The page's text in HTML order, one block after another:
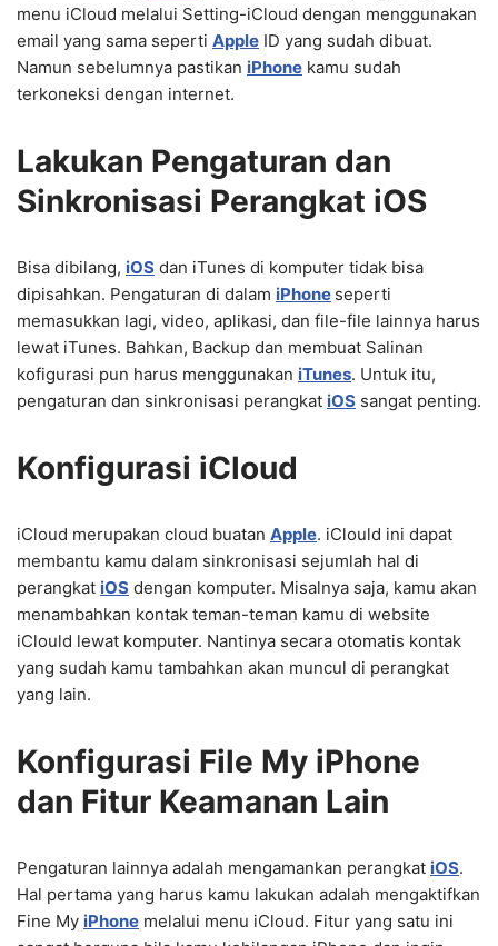
menu iCloud melalui Setting-iCloud dengan menggunakan
email yang sama seperti Apple ID yang sudah dibuat.
Namun sebelumnya pastikan iPhone kamu sudah
terkoneksi dengan internet.
Lakukan Pengaturan dan
Sinkronisasi Perangkat iOS
Bisa dibilang, iOS dan iTunes di komputer tidak bisa
dipisahkan. Pengaturan di dalam iPhone seperti
memasukkan lagi, video, aplikasi, dan file-file lainnya harus
lewat iTunes. Bahkan, Backup dan membuat Salinan
kofigurasi pun harus menggunakan iTunes. Untuk itu,
pengaturan dan sinkronisasi perangkat iOS sangat penting.
Konfigurasi iCloud
iCloud merupakan cloud buatan Apple. iClould ini dapat
membantu kamu dalam sinkronisasi sejumlah hal di
perangkat iOS dengan komputer. Misalnya saja, kamu akan
menambahkan kontak teman-teman kamu di website
iClould lewat komputer. Nantinya secara otomatis kontak
yang sudah kamu tambahkan akan muncul di perangkat
yang lain.
Konfigurasi File My iPhone
dan Fitur Keamanan Lain
Pengaturan lainnya adalah mengamankan perangkat iOS.
Hal pertama yang harus kamu lakukan adalah mengaktifkan
Fine My iPhone melalui menu iCloud. Fitur yang satu ini